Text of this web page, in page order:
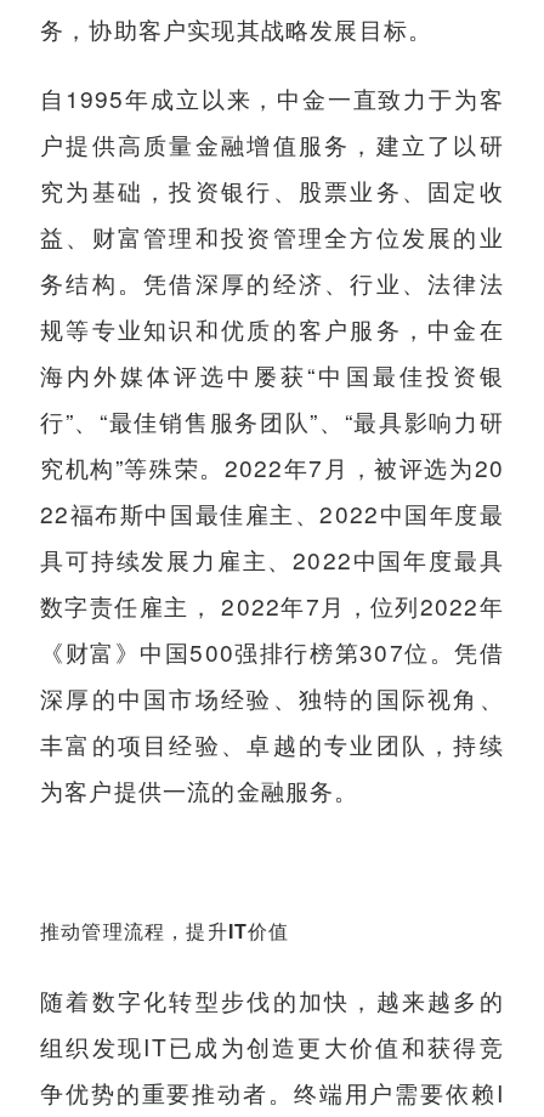
务，协助客户实现其战略发展目标。
自1995年成立以来，中金一直致力于为客
户提供高质量金融增值服务，建立了以研
究为基础，投资银行、股票业务、固定收
益、财富管理和投资管理全方位发展的业
务结构。凭借深厚的经济、行业、法律法
规等专业知识和优质的客户服务，中金在
海内外媒体评选中屡获“中国最佳投资银
行”、“最佳销售服务团队”、“最具影响力研
究机构”等殊荣。2022年7月，被评选为20
22福布斯中国最佳雇主、2022中国年度最
具可持续发展力雇主、2022中国年度最具
数字责任雇主， 2022年7月，位列2022年
《财富》中国500强排行榜第307位。凭借
深厚的中国市场经验、独特的国际视角、
丰富的项目经验、卓越的专业团队，持续
为客户提供一流的金融服务。
推动管理流程，提升IT价值
随着数字化转型步伐的加快，越来越多的
组织发现IT已成为创造更大价值和获得竞
争优势的重要推动者。终端用户需要依赖I